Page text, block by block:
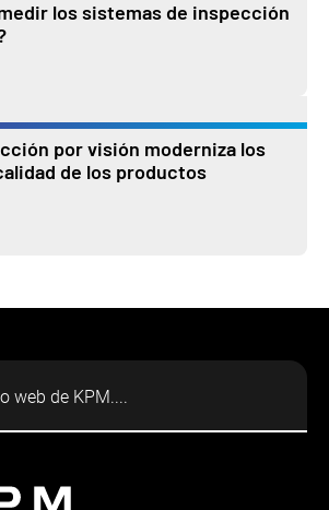
los sistemas de inspección
por visión moderniza los
de los productos